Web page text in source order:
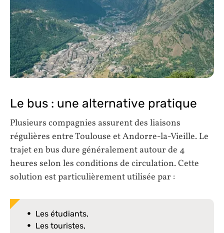
Le bus : une alternative pratique
Plusieurs compagnies assurent des liaisons
régulières entre Toulouse et Andorre-la-Vieille. Le
trajet en bus dure généralement autour de 4
heures selon les conditions de circulation. Cette
solution est particulièrement utilisée par :
Les étudiants,
Les touristes,